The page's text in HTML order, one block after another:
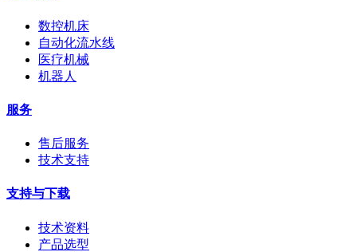
数控机床
自动化流水线
医疗机械
机器人
服务
售后服务
技术支持
支持与下载
技术资料
产品选型